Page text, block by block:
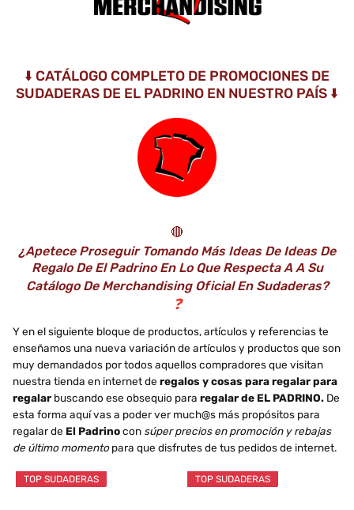
⬇️ CATÁLOGO COMPLETO DE PROMOCIONES DE
SUDADERAS DE EL PADRINO EN NUESTRO PAÍS ⬇️
🔴
¿Apetece Proseguir Tomando Más Ideas De Ideas De
Regalo De El Padrino En Lo Que Respecta A A Su
Catálogo De Merchandising Oficial En Sudaderas?
❓
Y en el siguiente bloque de productos, artículos y referencias te
enseñamos una nueva variación de artículos y productos que son
muy demandados por todos aquellos compradores que visitan
nuestra tienda en internet de regalos y cosas para regalar para
regalar buscando ese obsequio para regalar de EL PADRINO. De
esta forma aquí vas a poder ver much@s más propósitos para
regalar de El Padrinocon súper precios en promoción y rebajas
de último momentopara que disfrutes de tus pedidos de internet.
TOP SUDADERAS TOP SUDADERAS